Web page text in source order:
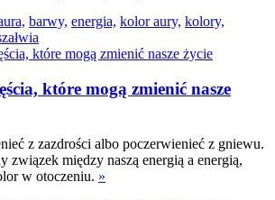
barwy, energia, kolor aury, kolory,
które mogą zmienić nasze
z zazdrości albo poczerwienieć z gniewu.
związek między naszą energią a energią,
w otoczeniu. »